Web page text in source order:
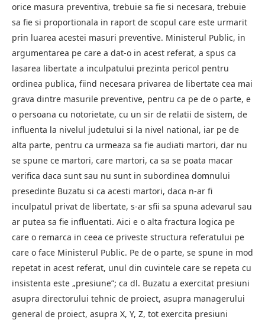
orice masura preventiva, trebuie sa fie si necesara, trebuie
sa fie si proportionala in raport de scopul care este urmarit
prin luarea acestei masuri preventive. Ministerul Public, in
argumentarea pe care a dat-o in acest referat, a spus ca
lasarea libertate a inculpatului prezinta pericol pentru
ordinea publica, fiind necesara privarea de libertate cea mai
grava dintre masurile preventive, pentru ca pe de o parte, e
o persoana cu notorietate, cu un sir de relatii de sistem, de
influenta la nivelul judetului si la nivel national, iar pe de
alta parte, pentru ca urmeaza sa fie audiati martori, dar nu
se spune ce martori, care martori, ca sa se poata macar
verifica daca sunt sau nu sunt in subordinea domnului
presedinte Buzatu si ca acesti martori, daca n-ar fi
inculpatul privat de libertate, s-ar sfii sa spuna adevarul sau
ar putea sa fie influentati. Aici e o alta fractura logica pe
care o remarca in ceea ce priveste structura referatului pe
care o face Ministerul Public. Pe de o parte, se spune in mod
repetat in acest referat, unul din cuvintele care se repeta cu
insistenta este „presiune”; ca dl. Buzatu a exercitat presiuni
asupra directorului tehnic de proiect, asupra managerului
general de proiect, asupra X, Y, Z, tot exercita presiuni